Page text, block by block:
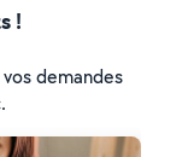
!
demandes